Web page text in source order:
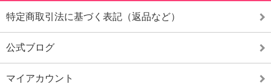
特定商取引法に基づく表記（返品など）
公式ブログ
マイアカウント